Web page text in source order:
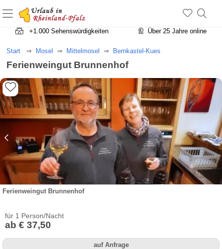
+1.500 Unterkünfte in Rheinland-Pfalz
+1.000 Sehenswürdigkeiten
Über 25 Jahre online
Start Mosel Mittelmosel Bernkastel-Kues
Ferienweingut Brunnenhof
Ferienweingut Brunnenhof
für 1 Person/Nacht
ab € 37,50
auf Anfrage